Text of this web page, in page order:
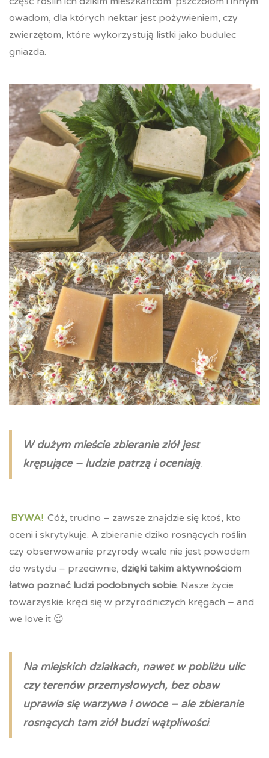
owadom, dla których nektar jest pożywieniem, czy
zwierzętom, które wykorzystują listki jako budulec
gniazda.
W dużym mieście zbieranie ziół jest
krępujące – ludzie patrzą i oceniają.
BYWA! Cóż, trudno – zawsze znajdzie się ktoś, kto
oceni i skrytykuje. A zbieranie dziko rosnących roślin
czy obserwowanie przyrody wcale nie jest powodem
do wstydu – przeciwnie, dzięki takim aktywnościom
łatwo poznać ludzi podobnych sobie. Nasze życie
towarzyskie kręci się w przyrodniczych kręgach – and
we love it 😉
Na miejskich działkach, nawet w pobliżu ulic
czy terenów przemysłowych, bez obaw
uprawia się warzywa i owoce – ale zbieranie
rosnących tam ziół budzi wątpliwości.